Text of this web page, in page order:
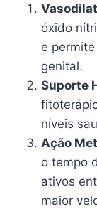
óxido
e
genital.
Suporte
níveis
Ação
o tempo
ativos
maior